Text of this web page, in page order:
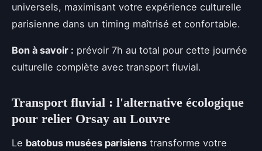
universels, maximisant votre expérience culturelle
parisienne dans un timing maîtrisé et confortable.
Bon à savoir : prévoir 7h au total pour cette journée
culturelle complète avec transport fluvial.
Transport fluvial : l'alternative écologique
pour relier Orsay au Louvre
Le batobus musées parisiens transforme votre